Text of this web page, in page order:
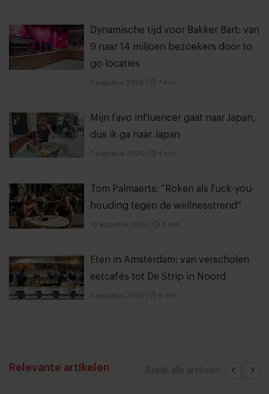
Dynamische tijd voor Bakker Bart: van
9 naar 14 miljoen bezoekers door to
go-locaties
7 augustus 2026 7 min
Mijn favo influencer gaat naar Japan,
dus ik ga naar Japan
7 augustus 2026 4 min
Tom Palmaerts: “Roken als fuck-you-
houding tegen de wellnesstrend”
10 augustus 2026 3 min
Eten in Amsterdam: van verscholen
eetcafés tot De Strip in Noord
4 augustus 2026 6 min
Bekijk alle artikelen
Relevante artikelen